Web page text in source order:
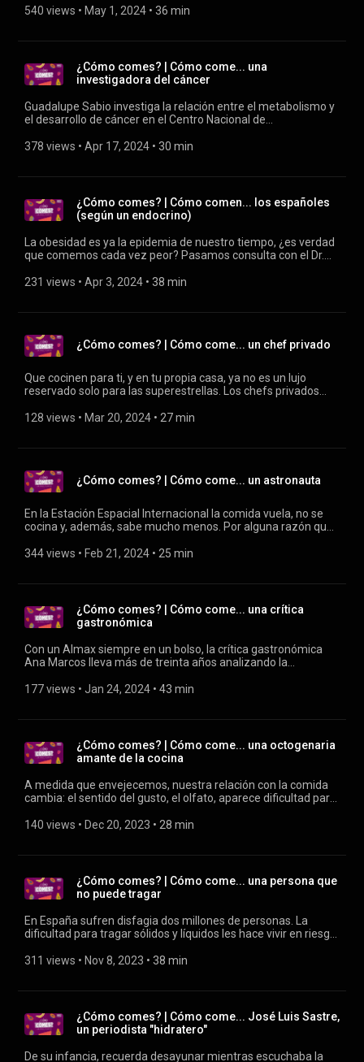
Eva Liljeström, autora de «Un hogar (casi) libre de tóxicos»
540 views • May 1, 2024 • 36 min
¿Cómo comes? | Cómo come... una
investigadora del cáncer
Guadalupe Sabio investiga la relación entre el metabolismo y
el desarrollo de cáncer en el Centro Nacional de
conoce de primera mano cómo se alimentan las células
378 views • Apr 17, 2024 • 30 min
¿Cómo comes? | Cómo comen... los españoles
(según un endocrino)
La obesidad es ya la epidemia de nuestro tiempo, ¿es verdad
que comemos cada vez peor? Pasamos consulta con el Dr.
231 views • Apr 3, 2024 • 38 min
¿Cómo comes? | Cómo come... un chef privado
Que cocinen para ti, y en tu propia casa, ya no es un lujo
reservado solo para las superestrellas. Los chefs privados
de mesa y los mejores ingredientes para elaborar un menú
128 views • Mar 20, 2024 • 27 min
¿Cómo comes? | Cómo come... un astronauta
En la Estación Espacial Internacional la comida vuela, no se
cocina y, además, sabe mucho menos. Por alguna razón que
se vuelven locos para devolverle un poco de sabor a los
para darse un homenaje cuando aterrizan de vuelta.
344 views • Feb 21, 2024 • 25 min
¿Cómo comes? | Cómo come... una crítica
gastronómica
Con un Almax siempre en un bolso, la crítica gastronómica
Ana Marcos lleva más de treinta años analizando la
Club de Gourmets, El Economista o Vozpópuli, entre otros.
177 views • Jan 24, 2024 • 43 min
¿Cómo comes? | Cómo come... una octogenaria
amante de la cocina
A medida que envejecemos, nuestra relación con la comida
cambia: el sentido del gusto, el olfato, aparece dificultad para
conocemos a Yvette, una octogenaria con raíces francesas y
140 views • Dec 20, 2023 • 28 min
¿Cómo comes? | Cómo come... una persona que
no puede tragar
En España sufren disfagia dos millones de personas. La
dificultad para tragar sólidos y líquidos les hace vivir en riesgo
restringida. En este episodio conocemos los casos de Núria
311 views • Nov 8, 2023 • 38 min
¿Cómo comes? | Cómo come... José Luis Sastre,
un periodista "hidratero"
De su infancia, recuerda desayunar mientras escuchaba la